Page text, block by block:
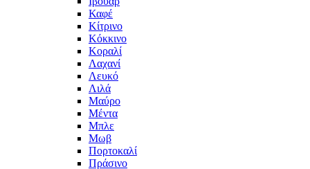
Καφέ
Κίτρινο
Κόκκινο
Κοραλί
Λαχανί
Λευκό
Λιλά
Μαύρο
Μέντα
Μπλε
Μωβ
Πορτοκαλί
Πράσινο